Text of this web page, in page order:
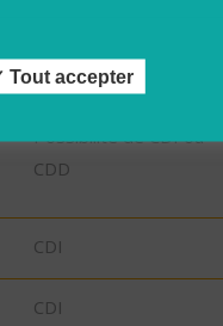
CDD
Possibilité de CDI ou
CDD
CDI
CDI
Tout accepter